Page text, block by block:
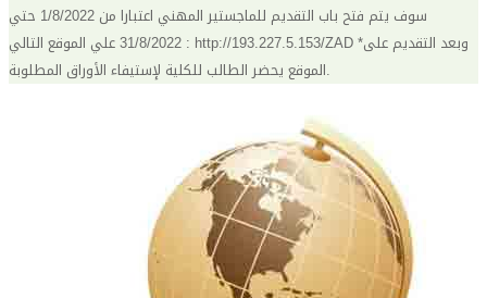
سوف يتم فتح باب التقديم للماجستير المهني اعتبارا من 1/8/2022 حتي
31/8/2022 علي الموقع التالي : http://193.227.5.153/ZAD *وبعد التقديم على
الموقع يحضر الطالب للكلية لإستيفاء الأوراق المطلوبة.